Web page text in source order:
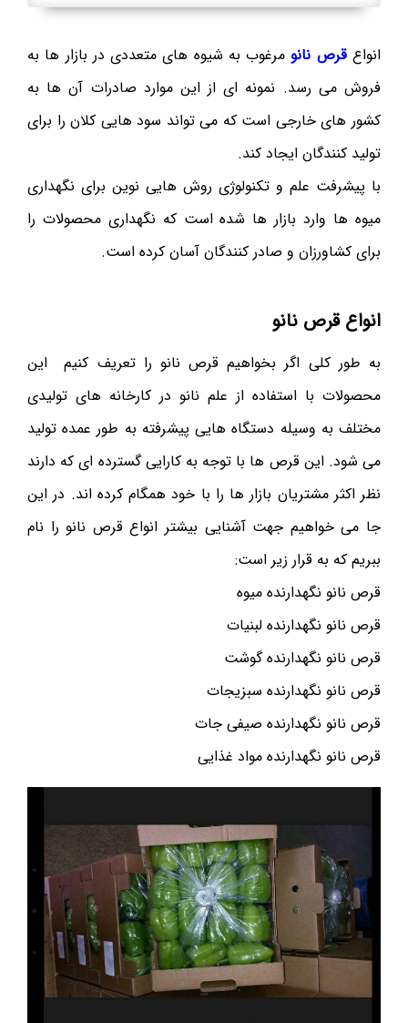
انواعقرص نانو مرغوب به شیوه های متعددی در بازار ها به
فروش می رسد. نمونه ای از این موارد صادرات آن ها به
کشور های خارجی است که می تواند سود هایی کلان را برای
تولید کنندگان ایجاد کند.
با پیشرفت علم و تکنولوژی روش هایی نوین برای نگهداری
میوه ها وارد بازار ها شده است که نگهداری محصولات را
برای کشاورزان و صادر کنندگان آسان کرده است.
انواع قرص نانو
به طور کلی اگر بخواهیم قرص نانو را تعریف کنیم این
محصولات با استفاده از علم نانو در کارخانه های تولیدی
مختلف به وسیله دستگاه هایی پیشرفته به طور عمده تولید
می شود. این قرص ها با توجه به کارایی گسترده ای که دارند
نظر اکثر مشتریان بازار ها را با خود همگام کرده اند. در این
جا می خواهیم جهت آشنایی بیشتر انواع قرص نانو را نام
ببریم که به قرار زیر است:
قرص نانو نگهدارنده میوه
قرص نانو نگهدارنده لبنیات
قرص نانو نگهدارنده گوشت
قرص نانو نگهدارنده سبزیجات
قرص نانو نگهدارنده صیفی جات
قرص نانو نگهدارنده مواد غذایی